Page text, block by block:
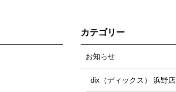
カテゴリー
お知らせ
dix（ディックス） 浜野店